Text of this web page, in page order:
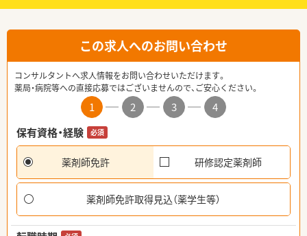
この求人へのお問い合わせ
コンサルタントへ求人情報をお問い合わせいただけます。
薬局・病院等への直接応募ではございませんので、ご安心ください。
1 2 3
4
保有資格・経験
必須
薬剤師免許 研修認定薬剤師
薬剤師免許取得見込（薬学生等）